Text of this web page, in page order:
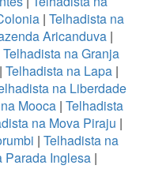
| Telhadista na
Aricanduva |
Telhadista na Granja
Telhadista na Lapa|
na Liberdade
Mooca| Telhadista
na Mova Piraju |
| Telhadista na
Parada Inglesa |